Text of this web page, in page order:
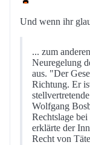
Und wenn ihr
... zum
Neuregelung
aus. "Der
Richtung. Er
Wolfgang
Rechtslage
erklärte der
Recht von